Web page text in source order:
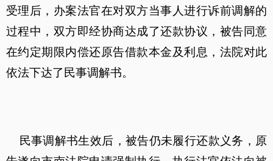
受理后，办案法官在对双方当事人进行诉前调解的
过程中，双方即经协商达成了还款协议，被告同意
在约定期限内偿还原告借款本金及利息，法院对此
依法下达了民事调解书。
民事调解书生效后，被告仍未履行还款义务，原